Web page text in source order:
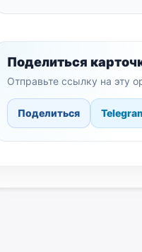
Поделиться
Отправьте ссылку на эту
Поделиться